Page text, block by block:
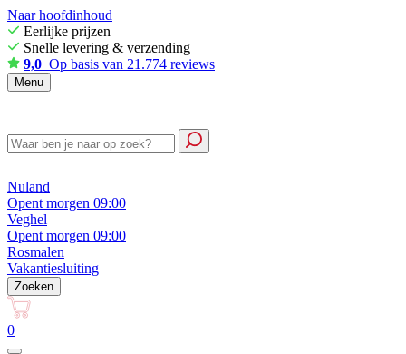
Naar hoofdinhoud
Eerlijke prijzen
Snelle levering & verzending
9,0 Op basis van 21.774 reviews
Menu
Nuland
Opent morgen 09:00
Veghel
Opent morgen 09:00
Rosmalen
Vakantiesluiting
Zoeken
0